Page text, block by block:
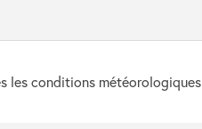
les conditions météorologiques